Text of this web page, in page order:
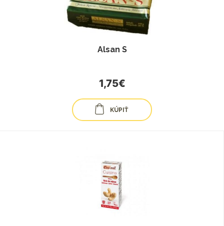
Alsan S
1,75€
KÚPIŤ